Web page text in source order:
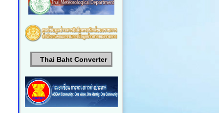
Thai Baht Converter